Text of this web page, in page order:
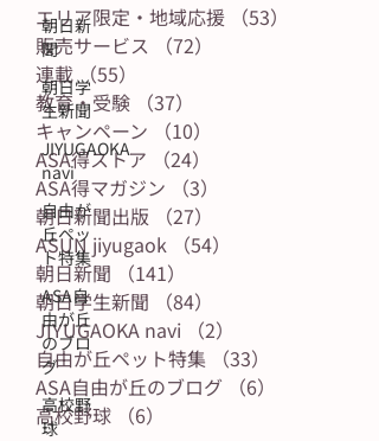
朝日新
聞
朝日学
生新聞
JIYUGAOKA
navi
自由が
丘ペッ
ト特集
ASA自
由が丘
のブロ
グ
高校野
球
エリア限定・地域応援
（53）
販売サービス
（72）
連載（55）
教育・受験
（37）
キャンペーン
（10）
ASA得ストア
（24）
ASA得マガジン
（3）
朝日新聞出版
（27）
ASUN jiyugaok
（54）
朝日新聞
（141）
朝日学生新聞
（84）
JIYUGAOKA navi
（2）
自由が丘ペット特集
（33）
ASA自由が丘のブログ
（6）
高校野球
（6）